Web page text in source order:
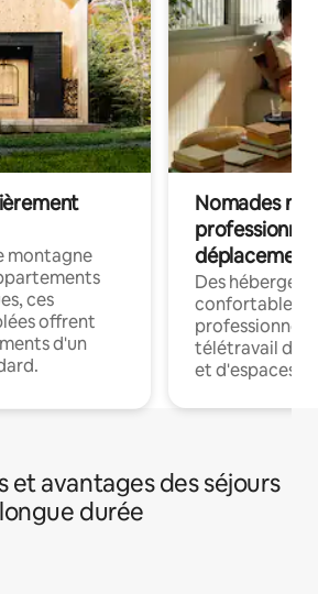
montagne
ces
offrent
d'un
Nomades
déplacement
Des
confortables
professionnels
télétravail
et d'espaces
et avantages des séjours
longue durée